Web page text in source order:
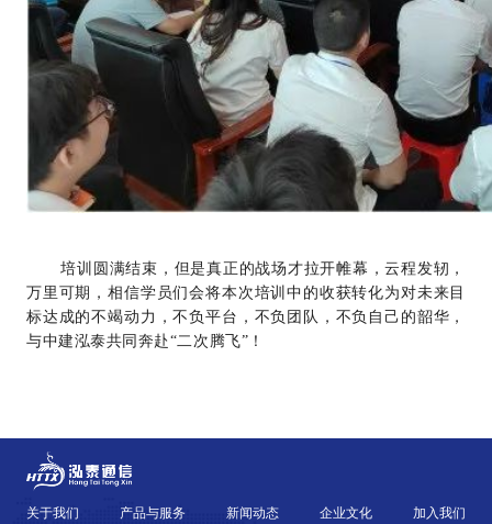
培训圆满结束，但是真正的战场才拉开帷幕，云程发轫，
万里可期，相信学员们会将本次培训中的收获转化为对未来目
标达成的不竭动力，不负平台，不负团队，不负自己的韶华，
与中建泓泰共同奔赴“二次腾飞”！
关于我们 产品与服务 新闻动态 企业文化 加入我们